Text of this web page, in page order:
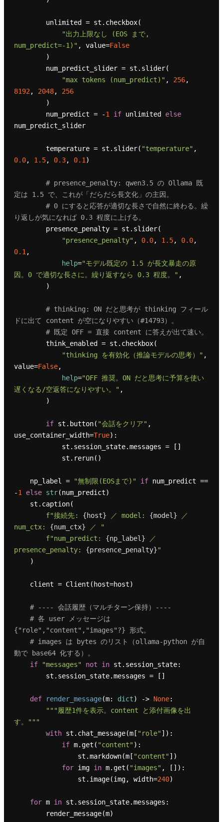
"出力上限なし (EOS まで,
num_predict=-1)" , value=False
"max tokens (num_predict)" , 256
8192 , 2048, 256
        num_predict = -
1 if unlimited else
num_predict_slider
        temperature = st.slider(
"temperature"
0.0, 1.5, 0.3, 0.1 )
# presence_penalty: qwen3.5 の Ollama 既
定は 1.5 で、これが「だらだら長文化」の主因。
# 0 にすると応答が適切な長さで自然に終わる。繰
り返しが気になれば 0.3 程度に上げる。
"presence_penalty" , 0.0, 1.5, 0.0
0.1 ,
help="モデル既定の 1.5 が長文暴走の原
因。0 で適切な長さに。繰り返すなら 0.3 程度。" ,
# thinking: ON だと思考が thinking フィール
ドに出て content が空になりやすい（#14793）。
# 既定 OFF = 直接 content に答えが出て速い。
"thinking を有効化（推論モデルの思考）" ,
value=False,
help="OFF 推奨。ON だと思考に予算を使い
遅くなる/空返答になりやすい。" ,
if st.button( "会話をクリア" ,
use_container_width=True):
    np_label =
"無制限(EOSまで)" if num_predict ==
-1 else str(num_predict)
f"接続先: {host} ／ model: {model} ／
num_ctx: {num_ctx} ／ "
f"num_predict: {np_label} ／
presence_penalty: {presence_penalty}"
# ---- 会話履歴（マルチターン保持）----
# 各 user メッセージは
{"role","content","images"?} 形式。
# images は bytes のリスト（ollama-python が自
動で base64 化する）。
if
"messages" not in st.session_state:
def render_message(m: dict) -> None:
"""履歴1件を表示。content と添付画像を出
す。"""
with st.chat_message(m[ "role" ]):
if m.get( "content" ):
                st.markdown(m[
"content" ])
for img in m.get( "images" , []):
                st.image(img, width=
240)
for m in st.session_state.messages: